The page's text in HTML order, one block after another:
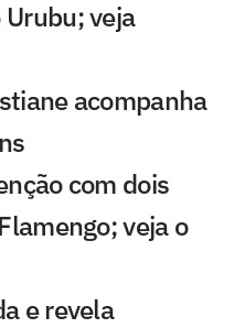
veja
acompanha
com dois
veja o
e revela